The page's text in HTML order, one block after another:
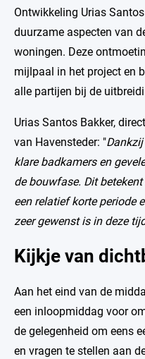
Ontwikkeling Urias
duurzame aspecten van
woningen. Deze
mijlpaal in het project en
alle partijen bij de
Urias Santos Bakker,
van Havensteder: "
klare badkamers en
de bouwfase. Dit
een relatief korte periode
zeer gewenst is in deze
Kijkje van
Aan het eind van de
een inloopmiddag voor
de gelegenheid om eens
en vragen te stellen aan